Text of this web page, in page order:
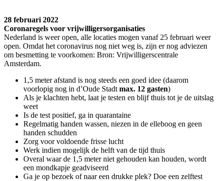
28 februari 2022
Coronaregels voor vrijwilligersorganisaties
Nederland is weer open, alle locaties mogen vanaf 25 februari weer
open. Omdat het coronavirus nog niet weg is, zijn er nog adviezen
om besmetting te voorkomen: Bron: Vrijwilligerscentrale
Amsterdam.
1,5 meter afstand is nog steeds een goed idee (daarom
voorlopig nog in d’Oude Stadt max. 12 gasten)
Als je klachten hebt, laat je testen en blijf thuis tot je de uitslag
weet
Is de test positief, ga in quarantaine
Regelmatig handen wassen, niezen in de elleboog en geen
handen schudden
Zorg voor voldoende frisse lucht
Werk indien mogelijk de helft van de tijd thuis
Overal waar de 1,5 meter niet gehouden kan houden, wordt
een mondkapje geadviseerd
Ga je op bezoek of naar een drukke plek? Doe een zelftest